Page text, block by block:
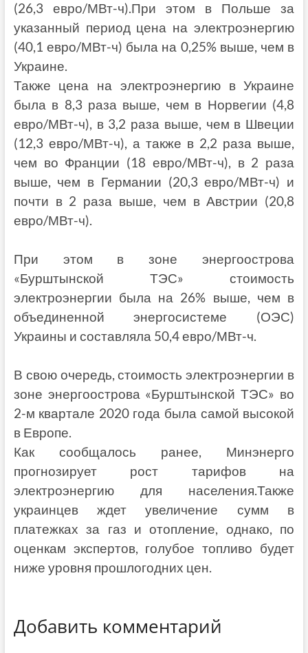
(26,3 евро/МВт-ч).При этом в Польше за
указанный период цена на электроэнергию
(40,1 евро/МВт-ч) была на 0,25% выше, чем в
Украине.
Также цена на электроэнергию в Украине
была в 8,3 раза выше, чем в Норвегии (4,8
евро/МВт-ч), в 3,2 раза выше, чем в Швеции
(12,3 евро/МВт-ч), а также в 2,2 раза выше,
чем во Франции (18 евро/МВт-ч), в 2 раза
выше, чем в Германии (20,3 евро/МВт-ч) и
почти в 2 раза выше, чем в Австрии (20,8
евро/МВт-ч).
При этом в зоне энергоострова
«Бурштынской ТЭС» стоимость
электроэнергии была на 26% выше, чем в
объединенной энергосистеме (ОЭС)
Украины и составляла 50,4 евро/МВт-ч.
В свою очередь, стоимость электроэнергии в
зоне энергоострова «Бурштынской ТЭС» во
2-м квартале 2020 года была самой высокой
в Европе.
Как сообщалось ранее, Минэнерго
прогнозирует рост тарифов на
электроэнергию для населения.Также
украинцев ждет увеличение сумм в
платежках за газ и отопление, однако, по
оценкам экспертов, голубое топливо будет
ниже уровня прошлогодних цен.
Добавить комментарий